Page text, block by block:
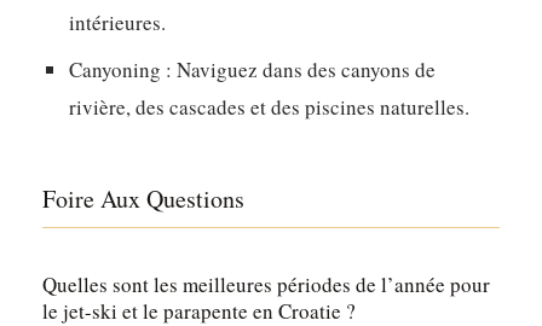
intérieures.
Canyoning : Naviguez dans des canyons de
rivière, des cascades et des piscines naturelles.
Foire Aux Questions
Quelles sont les meilleures périodes de l’année pour
le jet-ski et le parapente en Croatie ?